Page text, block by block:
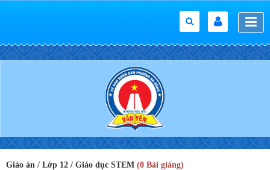
Giáo án / Lớp 12 / Giáo dục STEM (0 Bài giảng)